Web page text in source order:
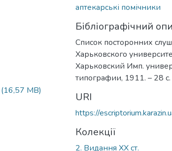
(16,57 MB)
аптекарські помічники
Бібліографічний
Список посторонних
Харьковского
Харьковский Имп.
типографии, 1911. – 28 с.
URI
https://
Колекції
2. Видання ХХ ст.